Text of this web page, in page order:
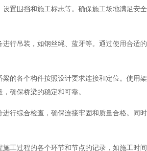
围挡和施工标志等。确保施工场地满足安
吊装，如钢丝绳、蓝牙等。通过使用合适
各个构件按照设计要求连接和定位。使用
确保桥梁的稳定和可靠。
综合检查，确保连接牢固和质量合格。同
过程的各个环节和节点的记录，如施工时间